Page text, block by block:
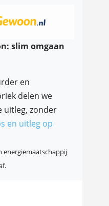
slim omgaan
en
delen we
uitleg, zonder
en uitleg op
energiemaatschappij